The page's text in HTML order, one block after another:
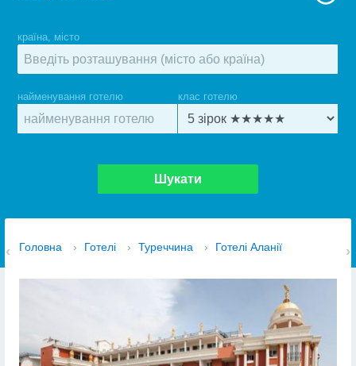
країна, місто
найменування готелю клас готелю
Шукати
Головна › Готелі › Туреччина › Готелі Аланії